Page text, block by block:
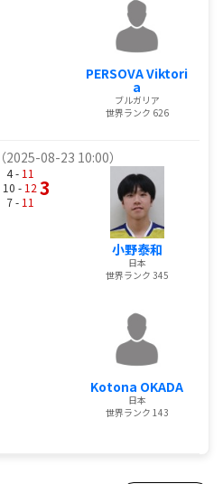
PERSOVA Viktori
a
ブルガリア
世界ランク 626
（2025-08-23 10:00）
4 - 11
10 - 12
7 - 11
3
小野泰和
日本
世界ランク 345
Kotona OKADA
日本
世界ランク 143